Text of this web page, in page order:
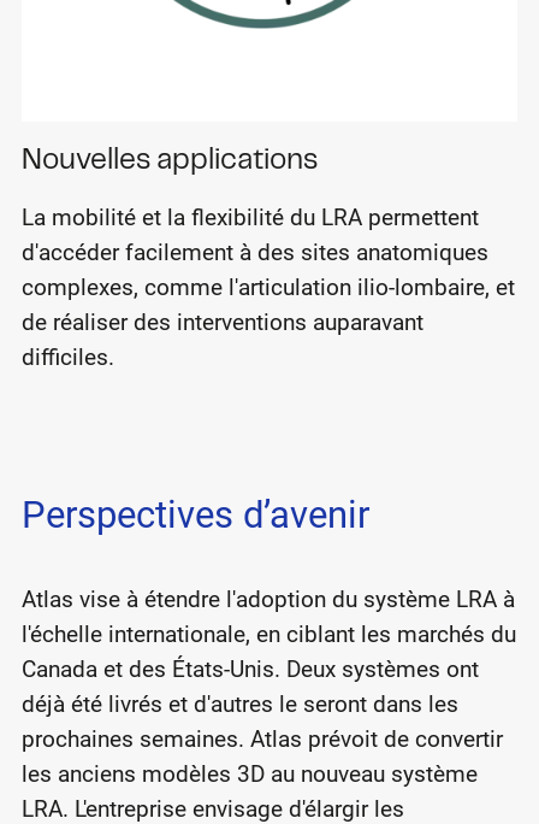
Nouvelles applications
La mobilité et la flexibilité du LRA permettent
d'accéder facilement à des sites anatomiques
complexes, comme l'articulation ilio-lombaire, et
de réaliser des interventions auparavant
difficiles.
Perspectives d’avenir
Atlas vise à étendre l'adoption du système LRA à
l'échelle internationale, en ciblant les marchés du
Canada et des États-Unis. Deux systèmes ont
déjà été livrés et d'autres le seront dans les
prochaines semaines. Atlas prévoit de convertir
les anciens modèles 3D au nouveau système
LRA. L'entreprise envisage d'élargir les